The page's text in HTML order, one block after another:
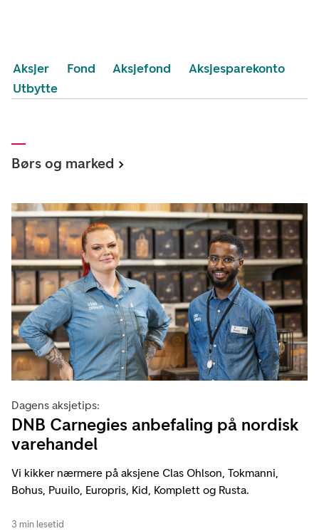
Aksjer Fond Aksjefond
Aksjesparekonto
Utbytte
Børs og marked
Dagens aksjetips:
DNB Carnegies anbefaling på nordisk
varehandel
Vi kikker nærmere på aksjene Clas Ohlson, Tokmanni,
Bohus, Puuilo, Europris, Kid, Komplett og Rusta.
3 min lesetid